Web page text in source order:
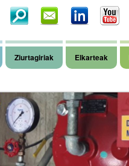
Ziurtagiriak Elkarteak